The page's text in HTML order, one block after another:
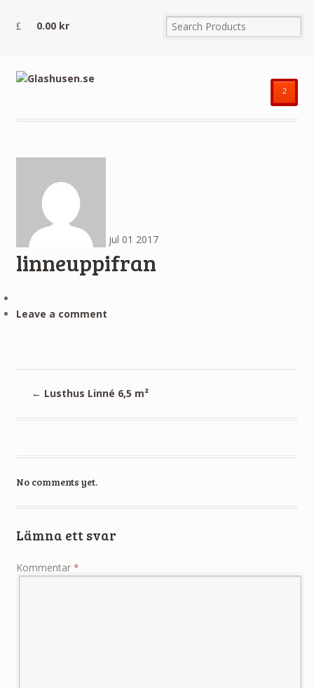
0.00 kr
²
jul 01 2017
linneuppifran
Leave a comment
← Lusthus Linné 6,5 m²
No comments yet.
Lämna ett svar
Kommentar *